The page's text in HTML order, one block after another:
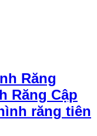
Răng Cập
răng tiên